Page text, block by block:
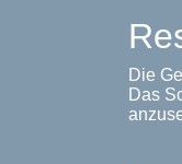
Die
Das